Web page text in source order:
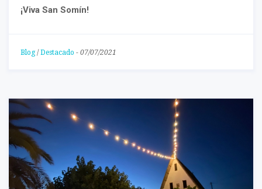
¡Viva San Somín!
Blog/Destacado - 07/07/2021